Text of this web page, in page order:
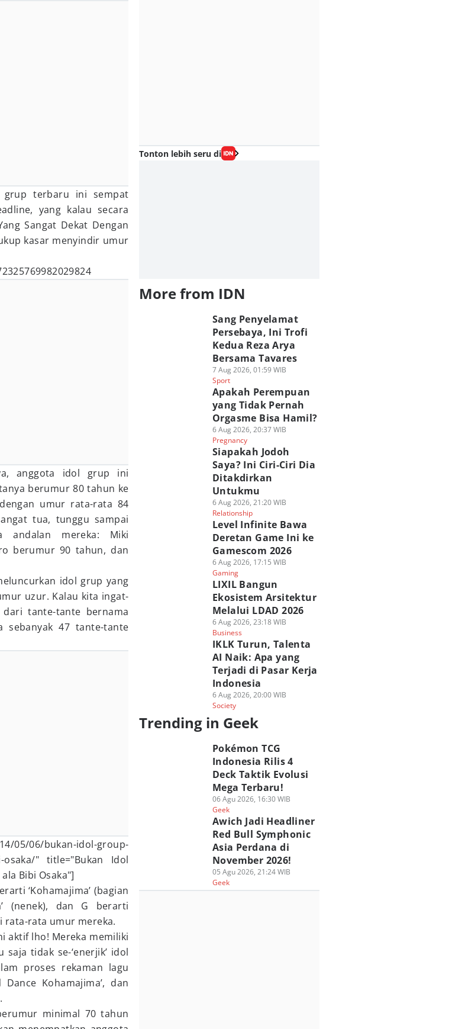
grup terbaru ini sempat
yang kalau secara
Sangat Dekat Dengan
kasar menyindir umur
anggota idol grup ini
berumur 80 tahun ke
umur rata-rata 84
tua, tunggu sampai
andalan mereka: Miki
berumur 90 tahun, dan
idol grup yang
uzur. Kalau kita ingat-
tante-tante bernama
sebanyak 47 tante-tante
05/06/bukan-idol-group-
osaka/" title="Bukan Idol
Bibi Osaka"]
‘Kohamajima’ (bagian
(nenek), dan G berarti
rata-rata umur mereka.
aktif lho! Mereka memiliki
tidak se-‘enerjik’ idol
proses rekaman lagu
Kohamajima’, dan
minimal 70 tahun
Tonton lebih seru di
More from IDN
Sang Penyelamat
Persebaya, Ini Trofi
Kedua Reza Arya
Bersama Tavares
7 Aug 2026, 01:59 WIB
Sport
Apakah Perempuan
yang Tidak Pernah
Orgasme Bisa Hamil?
6 Aug 2026, 20:37 WIB
Pregnancy
Siapakah Jodoh
Saya? Ini Ciri-Ciri Dia
Ditakdirkan
Untukmu
6 Aug 2026, 21:20 WIB
Relationship
Level Infinite Bawa
Deretan Game Ini ke
Gamescom 2026
6 Aug 2026, 17:15 WIB
Gaming
LIXIL Bangun
Ekosistem Arsitektur
Melalui LDAD 2026
6 Aug 2026, 23:18 WIB
Business
IKLK Turun, Talenta
AI Naik: Apa yang
Terjadi di Pasar Kerja
Indonesia
6 Aug 2026, 20:00 WIB
Society
Trending in Geek
Pokémon TCG
Indonesia Rilis 4
Deck Taktik Evolusi
Mega Terbaru!
06 Agu 2026, 16:30 WIB
Geek
Awich Jadi Headliner
Red Bull Symphonic
Asia Perdana di
November 2026!
05 Agu 2026, 21:24 WIB
Geek